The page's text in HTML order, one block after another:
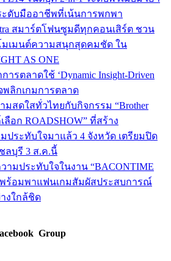
ะดับมืออาชีพที่เน้นการพกพา
สมาร์ตโฟนซูมดีทุกคอนเสิร์ต ชวน
มเมนต์ความสนุกสุดคมชัด ใน
AS ONE
รตลาดใช้ ‘Dynamic Insight-Driven
พลิกเกมการตลาด
มสดใสทั่วไทยกับกิจกรรม “Brother
อก ROADSHOW” ที่สร้าง
ระทับใจมาแล้ว 4 จังหวัด เตรียมปิด
ลบุรี 3 ส.ค.นี้
วามประทับใจในงาน “BACONTIME
พร้อมพาแฟนเกมสัมผัสประสบการณ์
างใกล้ชิด
Group